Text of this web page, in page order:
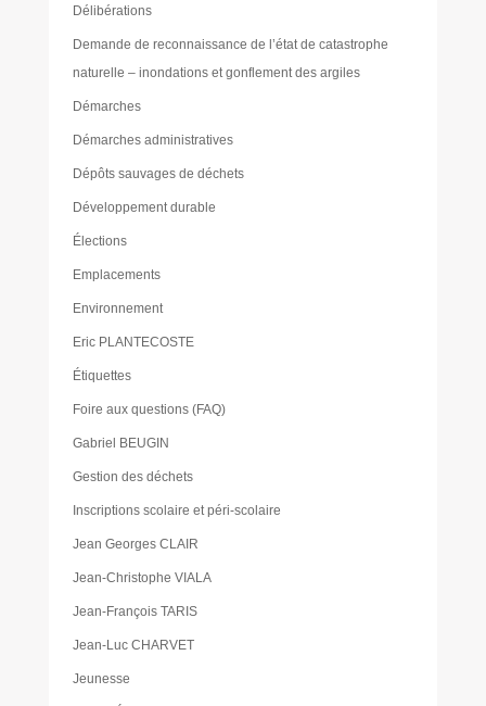
Délibérations
Demande de reconnaissance de l’état de catastrophe
naturelle – inondations et gonflement des argiles
Démarches
Démarches administratives
Dépôts sauvages de déchets
Développement durable
Élections
Emplacements
Environnement
Eric PLANTECOSTE
Étiquettes
Foire aux questions (FAQ)
Gabriel BEUGIN
Gestion des déchets
Inscriptions scolaire et péri-scolaire
Jean Georges CLAIR
Jean-Christophe VIALA
Jean-François TARIS
Jean-Luc CHARVET
Jeunesse